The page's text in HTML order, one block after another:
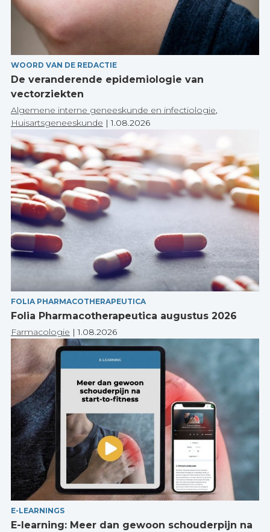
WOORD VAN DE REDACTIE
De veranderende epidemiologie van
vectorziekten
Algemene interne geneeskunde en infectiologie,
Huisartsgeneeskunde |1.08.2026
FOLIA PHARMACOTHERAPEUTICA
Folia Pharmacotherapeutica augustus 2026
Farmacologie |1.08.2026
E-LEARNINGS
E-learning: Meer dan gewoon schouderpijn na